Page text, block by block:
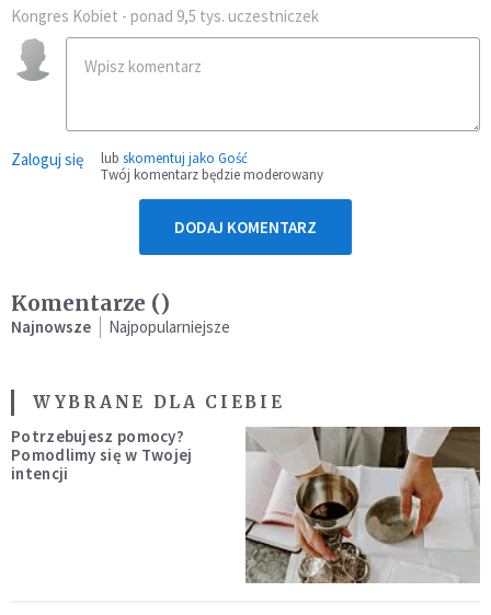
Kongres Kobiet - ponad 9,5 tys. uczestniczek
Zaloguj się lub skomentuj jako Gość
Twój komentarz będzie moderowany
DODAJ KOMENTARZ
Komentarze ()
Najnowsze Najpopularniejsze
WYBRANE DLA CIEBIE
Potrzebujesz pomocy?
Pomodlimy się w Twojej
intencji